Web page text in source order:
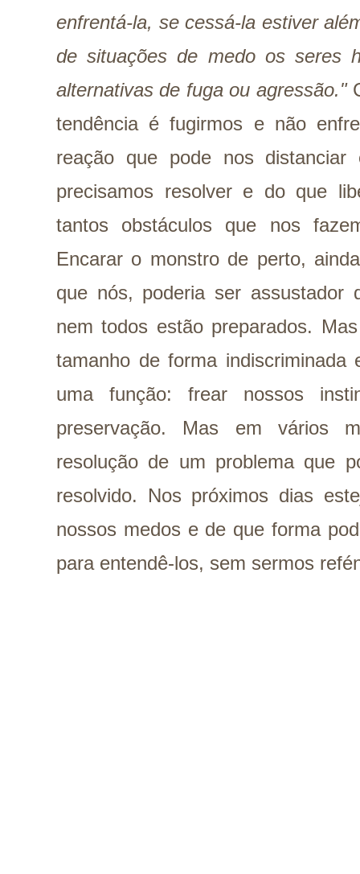
enfrentá-la, se cessá-la estiver
de situações de medo os seres
alternativas de fuga ou agressão."
tendência é fugirmos e não
reação que pode nos distanciar
precisamos resolver e do que
tantos obstáculos que nos
Encarar o monstro de perto,
que nós, poderia ser assustador
nem todos estão preparados.
tamanho de forma
uma função: frear nossos
preservação. Mas em vários
resolução de um problema que
resolvido. Nos próximos dias
nossos medos e de que forma
para entendê-los, sem sermos